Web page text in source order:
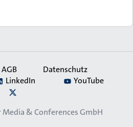
AGB
Datenschutz
LinkedIn
YouTube
& Conferences GmbH